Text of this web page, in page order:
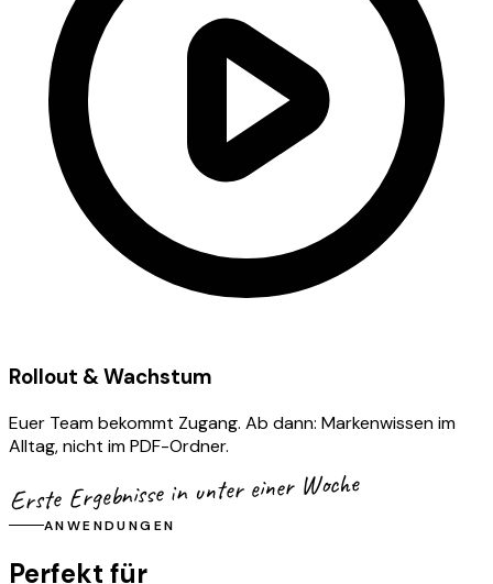
Rollout & Wachstum
Euer Team bekommt Zugang. Ab dann: Markenwissen im
Alltag, nicht im PDF-Ordner.
Erste Ergebnisse in unter einer Woche
ANWENDUNGEN
Perfekt für